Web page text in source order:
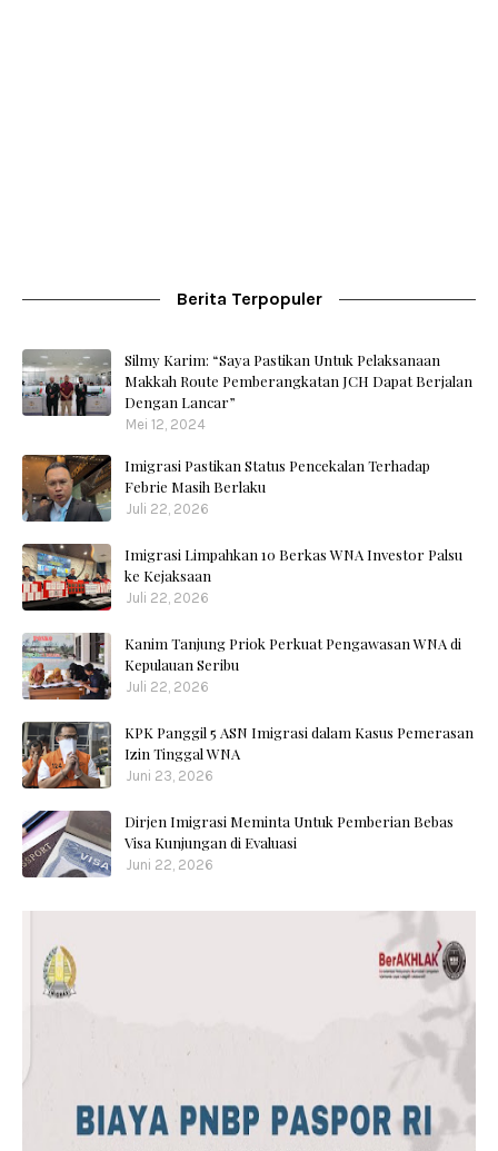
Berita Terpopuler
Silmy Karim: “Saya Pastikan Untuk Pelaksanaan
Makkah Route Pemberangkatan JCH Dapat Berjalan
Dengan Lancar”
Mei 12, 2024
Imigrasi Pastikan Status Pencekalan Terhadap
Febrie Masih Berlaku
Juli 22, 2026
Imigrasi Limpahkan 10 Berkas WNA Investor Palsu
ke Kejaksaan
Juli 22, 2026
Kanim Tanjung Priok Perkuat Pengawasan WNA di
Kepulauan Seribu
Juli 22, 2026
KPK Panggil 5 ASN Imigrasi dalam Kasus Pemerasan
Izin Tinggal WNA
Juni 23, 2026
Dirjen Imigrasi Meminta Untuk Pemberian Bebas
Visa Kunjungan di Evaluasi
Juni 22, 2026